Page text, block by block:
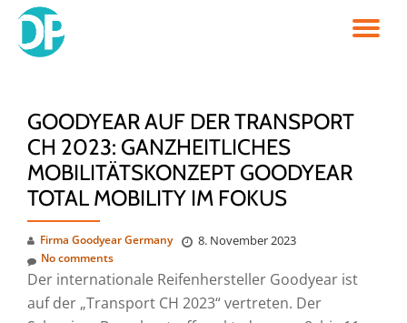
Skip
GOODYEAR AUF DER TRANSPORT
CH 2023: GANZHEITLICHES
MOBILITÄTSKONZEPT GOODYEAR
TOTAL MOBILITY IM FOKUS
Firma Goodyear Germany 8. November 2023
No comments
Der internationale Reifenhersteller Goodyear ist
auf der „Transport CH 2023“ vertreten. Der